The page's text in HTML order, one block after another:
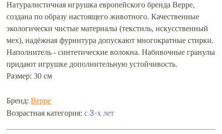
Натуралистичная игрушка европейского бренда Beppe,
создана по образу настоящего животного. Качественные
экологически чистые материалы (текстиль, искусственный
мех), надёжная фурнитура допускают многократные стирки.
Наполнитель - синтетические волокна. Набивочные гранулы
придают игрушке дополнительную устойчивость.
Размер: 30 см
Бренд:Beppe
Возрастная категория:с 3-х лет